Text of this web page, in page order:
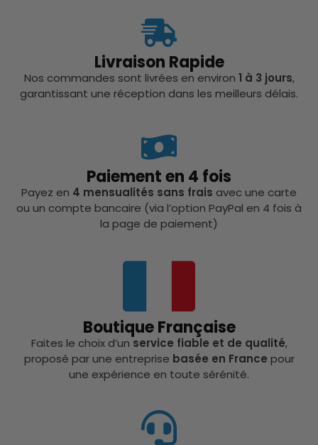
Livraison Rapide
Nos commandes sont livrées en environ 1 à 3 jours,
garantissant une réception dans les meilleurs délais.
Paiement en 4 fois
Payez en 4 mensualités sans frais avec une carte
ou un compte bancaire (via l’option PayPal en 4 fois à
la page de paiement)
Boutique Française
Faites le choix d’un service fiable et de qualité,
proposé par une entreprise basée en France pour
une expérience en toute sérénité.